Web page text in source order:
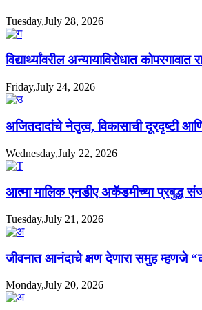
Tuesday,July 28, 2026
विद्यार्थ्यांवरील अन्यायाविरोधात
Friday,July 24, 2026
अजितदादांचे नेतृत्व, विकासाची दूरदृष्टी
Wednesday,July 22, 2026
आत्मा मालिक एनडीए अकॅडमीच्या प्रबुद्ध
Tuesday,July 21, 2026
जीवनात आनंदाचे क्षण देणारा समुह म्हणजे
Monday,July 20, 2026